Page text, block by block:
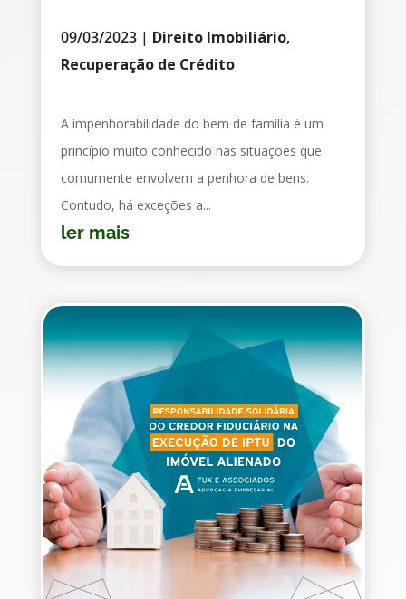
09/03/2023| Direito Imobiliário,
Recuperação de Crédito
A impenhorabilidade do bem de família é um
princípio muito conhecido nas situações que
comumente envolvem a penhora de bens.
Contudo, há exceções a...
ler mais